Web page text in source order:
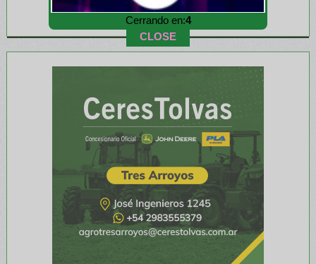
Cerrando en:3
CLOSE